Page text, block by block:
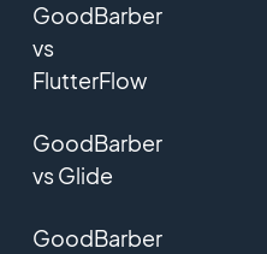
GoodBarber
vs
FlutterFlow
GoodBarber
vs Glide
GoodBarber